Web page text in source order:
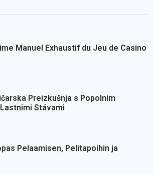
Manuel Exhaustif du Jeu de Casino
Preizkušnja s Popolnim
Stávami
Pelaamisen, Pelitapoihin ja